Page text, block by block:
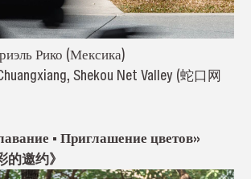
Рико (Мексика)
Shekou Net Valley (蛇口网
• Приглашение цветов»
的邀约》